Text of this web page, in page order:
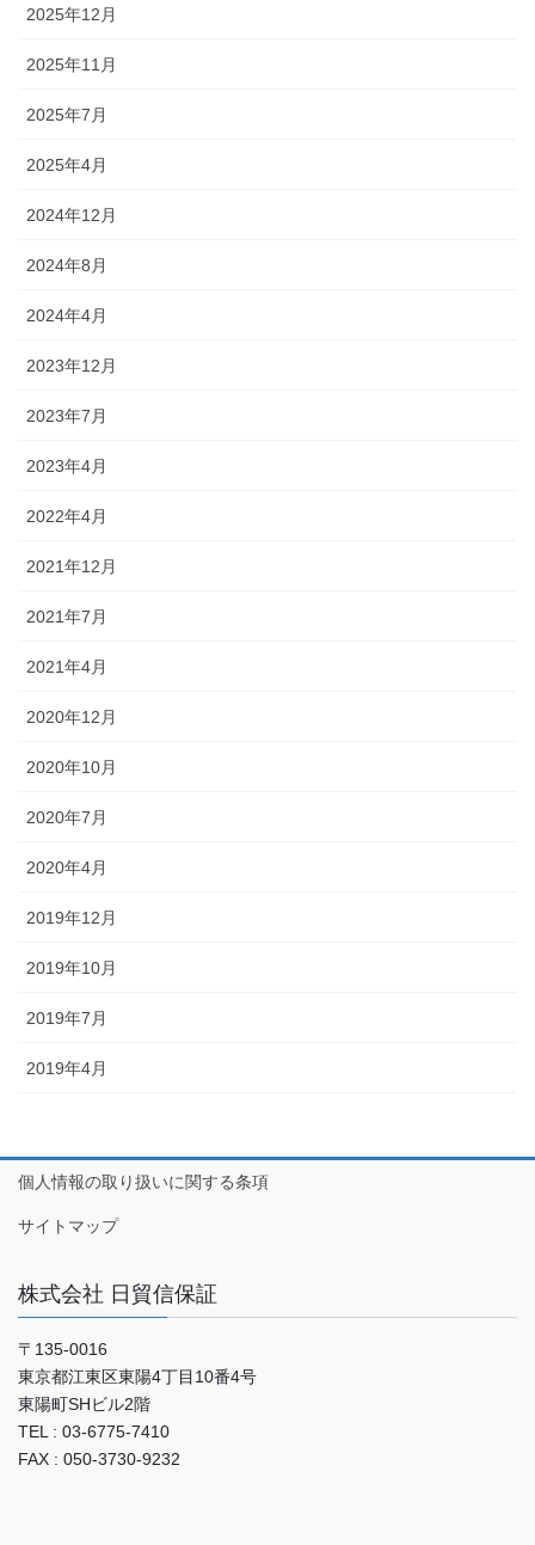
2025年12月
2025年11月
2025年7月
2025年4月
2024年12月
2024年8月
2024年4月
2023年12月
2023年7月
2023年4月
2022年4月
2021年12月
2021年7月
2021年4月
2020年12月
2020年10月
2020年7月
2020年4月
2019年12月
2019年10月
2019年7月
2019年4月
個人情報の取り扱いに関する条項
サイトマップ
株式会社 日貿信保証
〒135-0016
東京都江東区東陽4丁目10番4号
東陽町SHビル2階
TEL : 03-6775-7410
FAX : 050-3730-9232